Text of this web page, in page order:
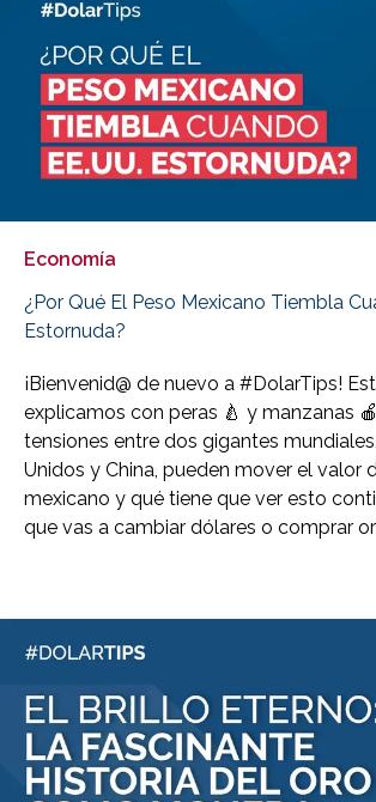
Economía
¿Por Qué El Peso Mexicano Tiembla
Estornuda?
¡Bienvenid@ de nuevo a #DolarTips!
explicamos con peras 🍐 y manzanas
tensiones entre dos gigantes
Unidos y China, pueden mover el valor
mexicano y qué tiene que ver esto
que vas a cambiar dólares o comprar